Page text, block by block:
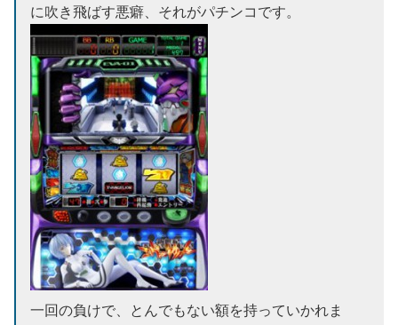
に吹き飛ばす悪癖、それがパチンコです。
一回の負けで、とんでもない額を持っていかれま